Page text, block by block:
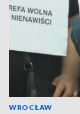
WROCŁAW